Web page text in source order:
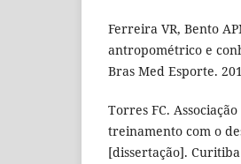
Ferreira VR, Bento
antropométrico e
Bras Med Esporte.
Torres FC.
treinamento com o
[dissertação].